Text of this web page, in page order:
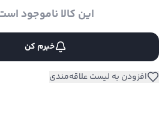
این کالا ناموجود
خبرم کن
افزودن به لیست علاقه‌مندی